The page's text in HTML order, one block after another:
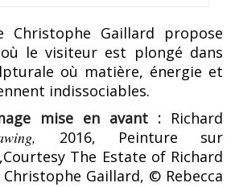
Christophe Gaillard propose
le visiteur est plongé dans
où matière, énergie et
indissociables.
mise en avant : Richard
2016, Peinture sur
The Estate of Richard
Christophe Gaillard, © Rebecca